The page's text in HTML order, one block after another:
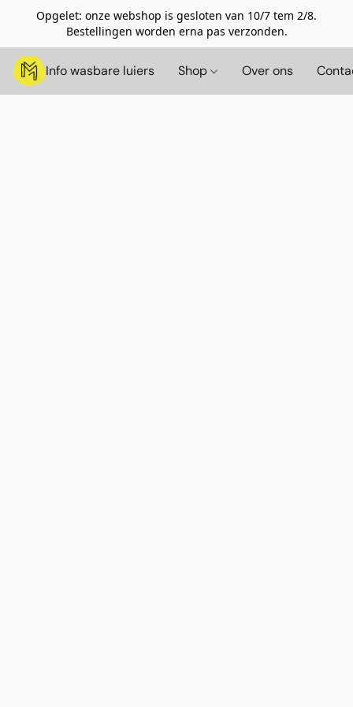
Opgelet: onze webshop is gesloten van 10/7 tem 2/8.
Bestellingen worden erna pas verzonden.
Info wasbare luiers Shop Over ons